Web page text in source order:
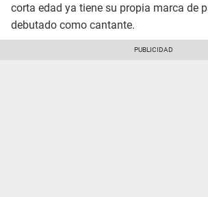
corta edad ya tiene su propia marca de
debutado como cantante.